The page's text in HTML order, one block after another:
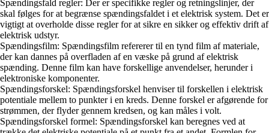
Spændingsfald regler: Der er specifikke regler og retningslinjer, der
skal følges for at begrænse spændingsfaldet i et elektrisk system. Det er
vigtigt at overholde disse regler for at sikre en sikker og effektiv drift af
elektrisk udstyr.
Spændingsfilm: Spændingsfilm refererer til en tynd film af materiale,
der kan dannes på overfladen af en væske på grund af elektrisk
spænding. Denne film kan have forskellige anvendelser, herunder i
elektroniske komponenter.
Spændingsforskel: Spændingsforskel henviser til forskellen i elektrisk
potentiale mellem to punkter i en kreds. Denne forskel er afgørende for
strømmen, der flyder gennem kredsen, og kan måles i volt.
Spændingsforskel formel: Spændingsforskel kan beregnes ved at